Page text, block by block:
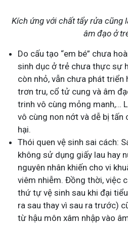
Kích ứng với chất tẩy rửa cũng
âm đạo ở
Do cấu tạo “em bé” chưa
sinh dục ở trẻ chưa thực sự
còn nhỏ, vẫn chưa phát
trơn tru, cổ tử cung và âm
trinh vô cùng mỏng manh,…
vô cùng non nớt và dễ bị tấn
hại.
Thói quen vệ sinh sai cách:
không sử dụng giấy lau hay
nguyên nhân khiến cho vi
viêm nhiễm. Đồng thời, việc
thứ tự vệ sinh sau khi đại
ra sau thay vì sau ra trước)
từ hậu môn xâm nhập vào